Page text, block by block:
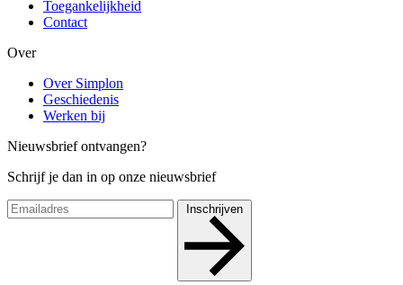
Toegankelijkheid
Contact
Over
Over Simplon
Geschiedenis
Werken bij
Nieuwsbrief ontvangen?
Schrijf je dan in op onze nieuwsbrief
Inschrijven